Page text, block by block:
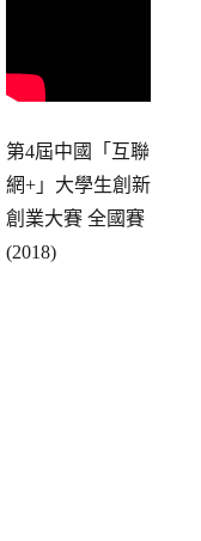
第4屆中國「互聯
網+」大學生創新
創業大賽 全國賽
(2018)